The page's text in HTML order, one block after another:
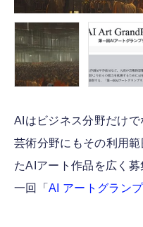
AIはビジネス分野だけ
芸術分野にもその利用
たAIアート作品を広く
一回「 AI アートグランプ